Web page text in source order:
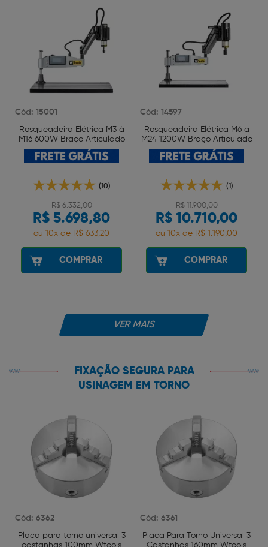
Cód: 15001
Rosqueadeira Elétrica M3 à
M16 600W Braço Articulado
Wtools
(10)
R$ 6.332,00
R$ 5.698,80
ou 10x de R$ 633,20
COMPRAR
Cód: 14597
Rosqueadeira Elétrica M6 a
M24 1200W Braço Articulado
Wtools
(1)
R$ 11.900,00
R$ 10.710,00
ou 10x de R$ 1.190,00
COMPRAR
VER MAIS
FIXAÇÃO SEGURA PARA
USINAGEM EM TORNO
Cód: 6362
Placa para torno universal 3
castanhas 100mm Wtools
Cód: 6361
Placa Para Torno Universal 3
Castanhas 160mm Wtools